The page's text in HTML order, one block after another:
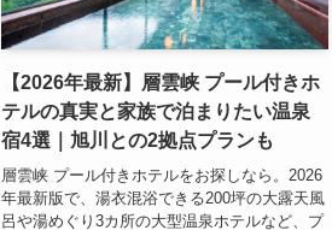
【2026年最新】層雲峡 プール付きホ
テルの真実と家族で泊まりたい温泉
宿4選｜旭川との2拠点プランも
層雲峡 プール付きホテルをお探しなら。2026
年最新版で、湯衣混浴できる200坪の大露天風
呂や湯めぐり3カ所の大型温泉ホテルなど、プ